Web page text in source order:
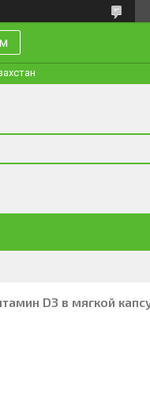
D3 в мягкой